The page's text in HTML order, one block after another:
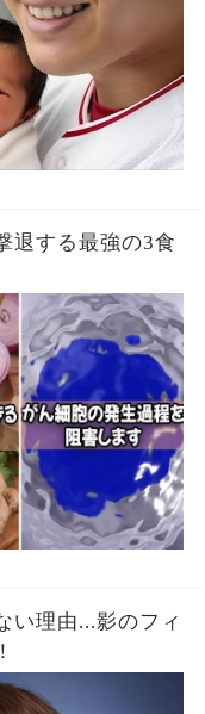
退する最強の3食
い理由...影のフィ